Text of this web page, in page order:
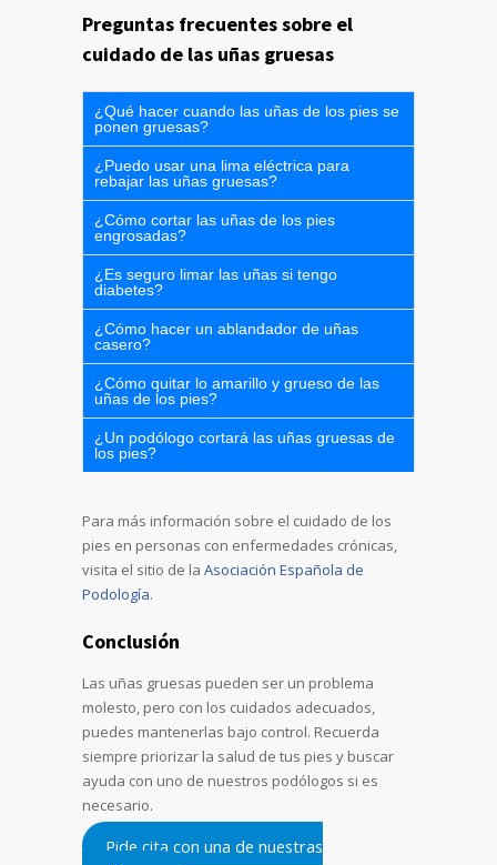
Preguntas frecuentes sobre el
cuidado de las uñas gruesas
¿Qué hacer cuando las uñas de los pies se
ponen gruesas?
¿Puedo usar una lima eléctrica para
rebajar las uñas gruesas?
¿Cómo cortar las uñas de los pies
engrosadas?
¿Es seguro limar las uñas si tengo
diabetes?
¿Cómo hacer un ablandador de uñas
casero?
¿Cómo quitar lo amarillo y grueso de las
uñas de los pies?
¿Un podólogo cortará las uñas gruesas de
los pies?
Para más información sobre el cuidado de los
pies en personas con enfermedades crónicas,
visita el sitio de la Asociación Española de
Podología.
Conclusión
Las uñas gruesas pueden ser un problema
molesto, pero con los cuidados adecuados,
puedes mantenerlas bajo control. Recuerda
siempre priorizar la salud de tus pies y buscar
ayuda con uno de nuestros podólogos si es
necesario.
Pide cita con una de nuestras